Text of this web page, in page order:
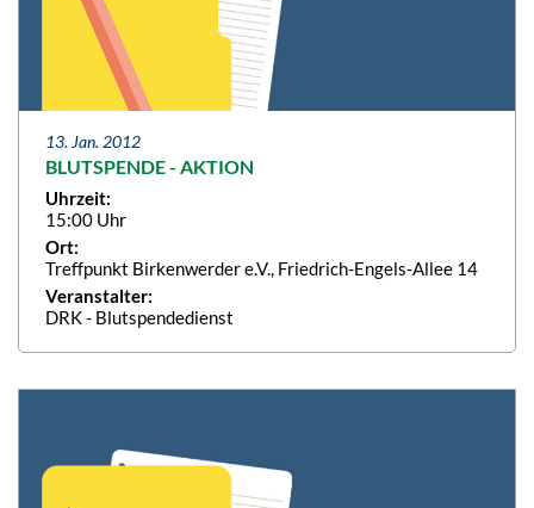
13. Jan. 2012
BLUTSPENDE - AKTION
Uhrzeit:
15:00 Uhr
Ort:
Treffpunkt Birkenwerder e.V., Friedrich-Engels-Allee 14
Veranstalter:
DRK - Blutspendedienst